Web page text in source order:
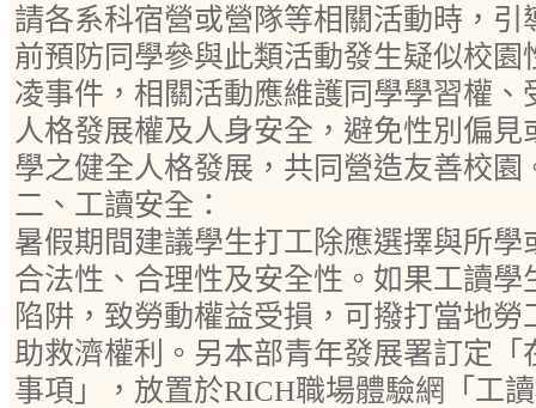
請各系科宿營或營隊等相關活動時，
前預防同學參與此類活動發生疑似校
凌事件，相關活動應維護同學學習權
人格發展權及人身安全，避免性別偏
學之健全人格發展，共同營造友善校園
二、工讀安全：
暑假期間建議學生打工除應選擇與所
合法性、合理性及安全性。如果工讀
陷阱，致勞動權益受損，可撥打當地
助救濟權利。另本部青年發展署訂定
事項」，放置於RICH職場體驗網「工